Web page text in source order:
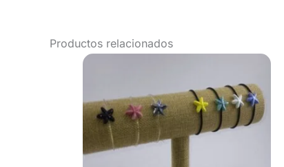
Productos relacionados